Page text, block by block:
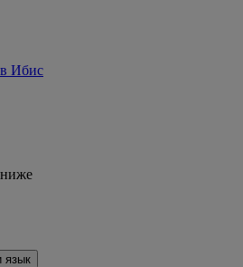
Ибис
язык